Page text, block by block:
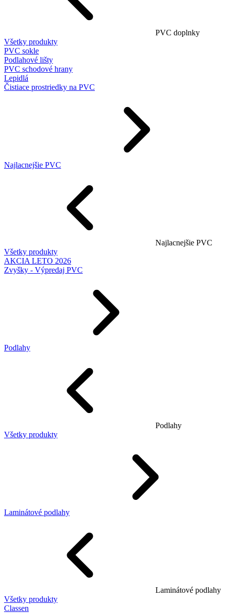
PVC doplnky
Všetky produkty
PVC sokle
Podlahové lišty
PVC schodové hrany
Lepidlá
Čistiace prostriedky na PVC
Najlacnejšie PVC
Najlacnejšie PVC
Všetky produkty
AKCIA LETO 2026
Zvyšky - Výpredaj PVC
Podlahy
Podlahy
Všetky produkty
Laminátové podlahy
Laminátové podlahy
Všetky produkty
Classen